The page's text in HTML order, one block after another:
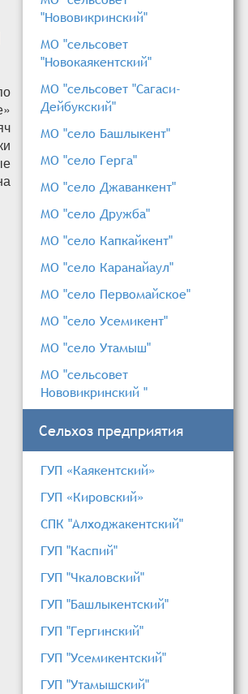
"Нововикринский"
МО "сельсовет
"Новокаякентский"
МО "сельсовет "Сагаси-
Дейбукский"
МО "село Башлыкент"
МО "село Герга"
МО "село Джаванкент"
МО "село Дружба"
МО "село Капкайкент"
МО "село Каранайаул"
МО "село Первомайское"
МО "село Усемикент"
МО "село Утамыш"
МО "сельсовет
Нововикринский "
Сельхоз предприятия
ГУП «Каякентский»
ГУП «Кировский»
СПК "Алходжакентский"
ГУП "Каспий"
ГУП "Чкаловский"
ГУП "Башлыкентский"
ГУП "Гергинский"
ГУП "Усемикентский"
ГУП "Утамышский"